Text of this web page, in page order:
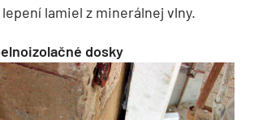
lamiel z minerálnej vlny.
dosky